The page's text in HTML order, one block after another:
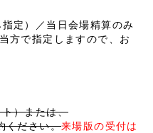
定）／当日会場精算のみ
方で指定しますので、お
）または、
ださい。来場版の受付は